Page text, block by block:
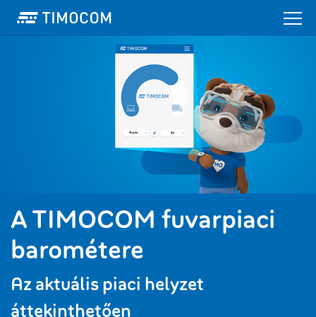
A TIMOCOM fuvarpiaci
barométere
Az aktuális piaci helyzet
áttekinthetően